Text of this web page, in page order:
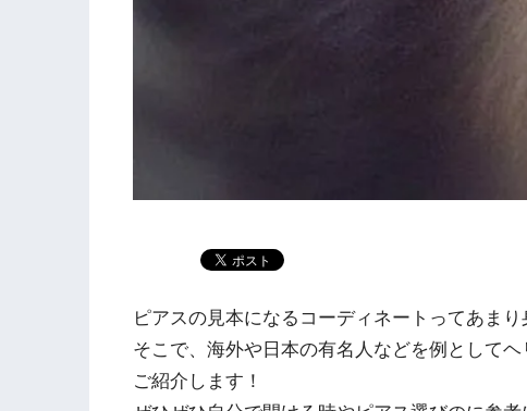
ピアスの見本になるコーディネートってあまり
そこで、海外や日本の有名人などを例として
ご紹介します！